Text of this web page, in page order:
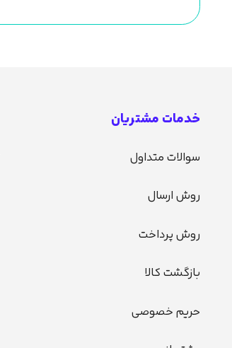
خدمات مشتریان
سوالات متداول
روش ارسال
روش پرداخت
بازگشت کالا
حریم خصوصی